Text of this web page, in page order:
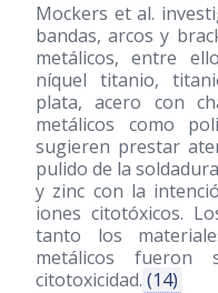
Mockers et al.
bandas, arcos y
metálicos, entre
níquel titanio,
plata, acero con
metálicos como
sugieren prestar
pulido de la
y zinc con la
iones citotóxicos.
tanto los
metálicos fueron
citotoxicidad. (14)